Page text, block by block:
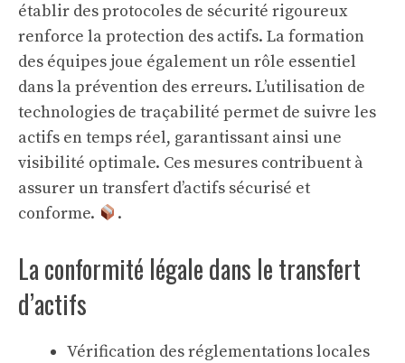
établir des protocoles de sécurité rigoureux
renforce la protection des actifs. La formation
des équipes joue également un rôle essentiel
dans la prévention des erreurs. L’utilisation de
technologies de traçabilité permet de suivre les
actifs en temps réel, garantissant ainsi une
visibilité optimale. Ces mesures contribuent à
assurer un transfert d’actifs sécurisé et
conforme.
.
La conformité légale dans le transfert
d’actifs
Vérification des réglementations locales